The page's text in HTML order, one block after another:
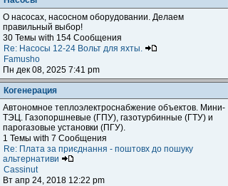
О насосах, насосном оборудовании. Делаем
правильный выбор!
30 Темы with 154 Сообщения
Re: Насосы 12-24 Вольт для яхты.
Famusho
Пн дек 08, 2025 7:41 pm
Когенерация
Автономное теплоэлектроснабжение объектов. Мини-
ТЭЦ. Газопоршневые (ГПУ), газотурбинные (ГТУ) и
парогазовые установки (ПГУ).
1 Темы with 7 Сообщения
Re: Плата за приєднання - поштовх до пошуку
альтернативи
Cassinut
Вт апр 24, 2018 12:22 pm